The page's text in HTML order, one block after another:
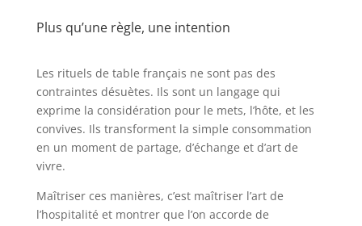
Plus qu’une règle, une intention
Les rituels de table français ne sont pas des
contraintes désuètes. Ils sont un langage qui
exprime la considération pour le mets, l’hôte, et les
convives. Ils transforment la simple consommation
en un moment de partage, d’échange et d’art de
vivre.
Maîtriser ces manières, c’est maîtriser l’art de
l’hospitalité et montrer que l’on accorde de